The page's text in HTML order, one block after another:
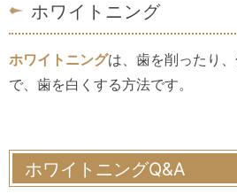
ホワイトニング
ホワイトニングは、歯を削ったり
で、歯を白くする方法です。
ホワイトニングQ&A